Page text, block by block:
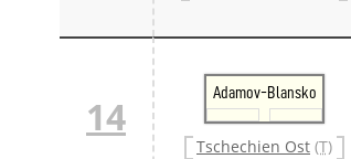
14
Adamov-Blansko
Tschechien Ost (T)